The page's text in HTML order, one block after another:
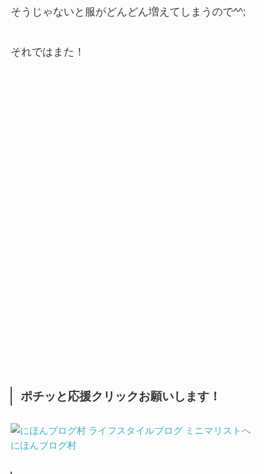
そうじゃないと服がどんどん増えてしまうので^^;
それではまた！
ポチッと応援クリックお願いします！
にほんブログ村